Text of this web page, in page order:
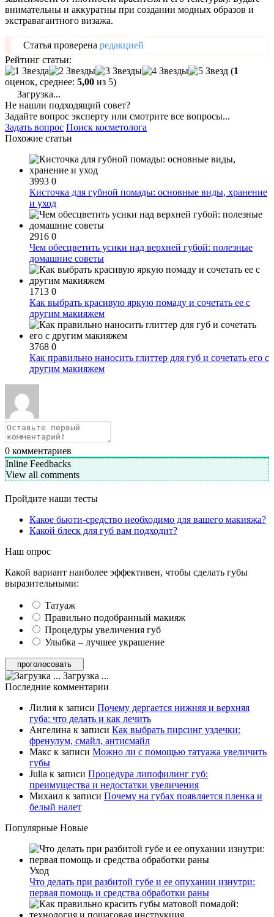
внимательны и аккуратны при создании модных образов и
экстравагантного визажа.
Статья проверена редакцией
Рейтинг статьи:
(1
оценок, среднее: 5,00 из 5)
Загрузка...
Не нашли подходящий совет?
Задайте вопрос эксперту или смотрите все вопросы...
Задать вопрос Поиск косметолога
Похожие статьи
3993 0
Кисточка для губной помады: основные виды, хранение
и уход
2916 0
Чем обесцветить усики над верхней губой: полезные
домашние советы
1713 0
Как выбрать красивую яркую помаду и сочетать ее с
другим макияжем
3768 0
Как правильно наносить глиттер для губ и сочетать его с
другим макияжем
0 комментариев
Inline Feedbacks
View all comments
Пройдите наши тесты
Какое бьюти-средство необходимо для вашего макияжа?
Какой блеск для губ вам подходит?
Наш опрос
Какой вариант наиболее эффективен, чтобы сделать губы
выразительными:
Татуаж
Правильно подобранный макияж
Процедуры увеличения губ
Улыбка – лучшее украшение
Загрузка ...
Последние комментарии
Лилия к записи Почему дергается нижняя и верхняя
губа: что делать и как лечить
Ангелина к записи Как выбрать пирсинг уздечки:
френулум, смайл, антисмайл
Макс к записи Можно ли с помощью татуажа увеличить
губы
Julia к записи Процедура липофилинг губ:
преимущества и недостатки увеличения
Михаил к записи Почему на губах появляется пленка и
белый налет
Популярные Новые
Уход
Что делать при разбитой губе и ее опухании изнутри:
первая помощь и средства обработки раны